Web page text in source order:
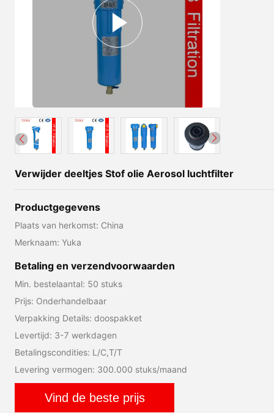
Verwijder deeltjes Stof olie Aerosol luchtfilter
Productgegevens
Plaats van herkomst: China
Merknaam: Yuka
Betaling en verzendvoorwaarden
Min. bestelaantal: 50 stuks
Prijs: Onderhandelbaar
Verpakking Details: doospakket
Levertijd: 3-7 werkdagen
Betalingscondities: L/C,T/T
Levering vermogen: 300.000 stuks/maand
Vind de beste prijs